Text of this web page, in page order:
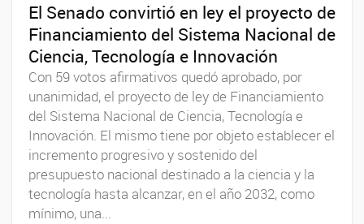
El Senado convirtió en ley el proyecto de
Financiamiento del Sistema Nacional de
Ciencia, Tecnología e Innovación
Con 59 votos afirmativos quedó aprobado, por
unanimidad, el proyecto de ley de Financiamiento
del Sistema Nacional de Ciencia, Tecnología e
Innovación. El mismo tiene por objeto establecer el
incremento progresivo y sostenido del
presupuesto nacional destinado a la ciencia y la
tecnología hasta alcanzar, en el año 2032, como
mínimo, una...